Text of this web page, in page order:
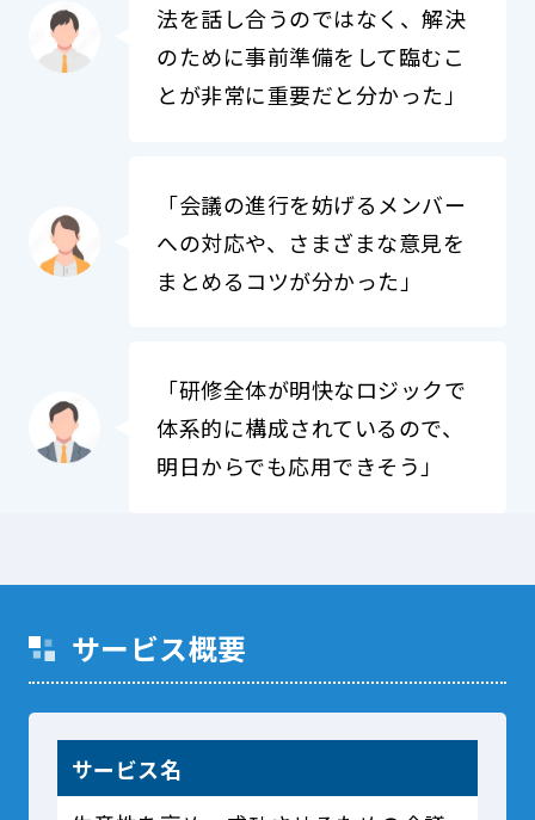
法を話し合うのではなく、解決
のために事前準備をして臨むこ
とが非常に重要だと分かった」
「会議の進行を妨げるメンバー
への対応や、さまざまな意見を
まとめるコツが分かった」
「研修全体が明快なロジックで
体系的に構成されているので、
明日からでも応用できそう」
サービス概要
サービス名